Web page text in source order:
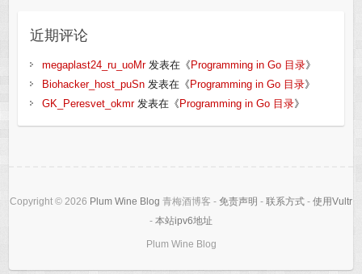
近期评论
megaplast24_ru_uoMr发表在《 Programming in Go 目录》
Biohacker_host_puSn发表在《 Programming in Go 目录》
GK_Peresvet_okmr发表在《 Programming in Go 目录》
Copyright © 2026 Plum Wine Blog 青梅酒博客 - 免责声明 - 联系方式 - 使用Vultr
- 本站ipv6地址
Plum Wine Blog